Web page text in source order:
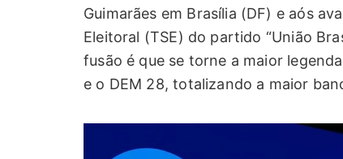
Guimarães em Brasília (DF) e aós
Eleitoral (TSE) do partido “União
fusão é que se torne a maior
e o DEM 28, totalizando a maior